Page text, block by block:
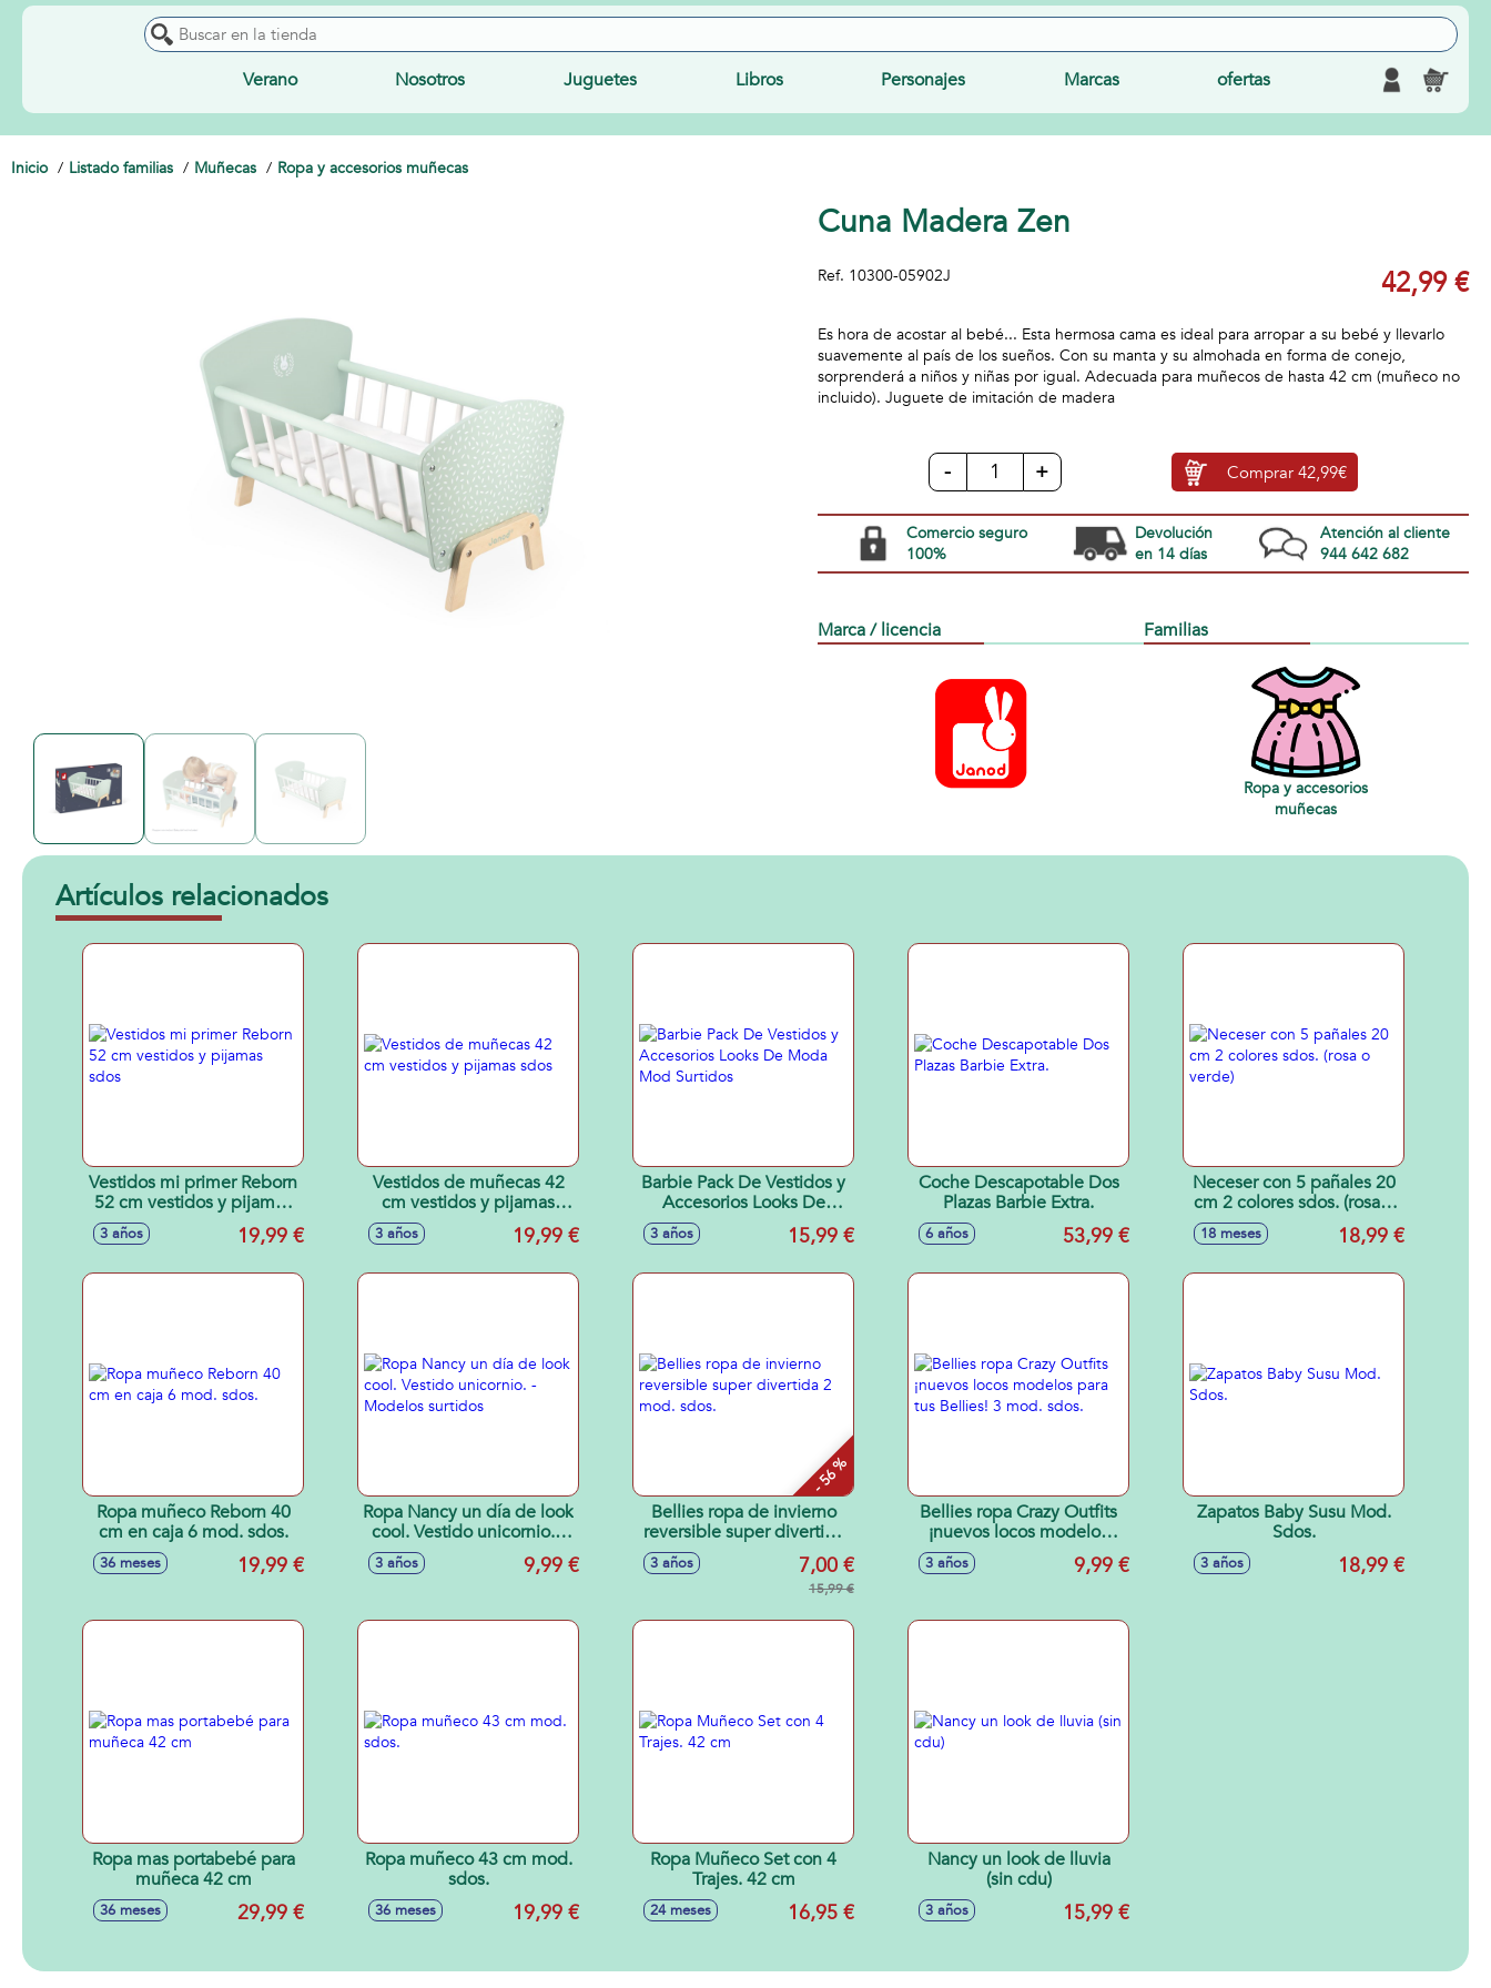
Verano Nosotros Juguetes Libros Personajes Marcas ofertas
Inicio Listado familias Muñecas Ropa y accesorios muñecas
Cuna Madera Zen
Ref. 10300-05902J 42,99 €
Es hora de acostar al bebé... Esta hermosa cama es ideal para arropar a su bebé y llevarlo
suavemente al país de los sueños. Con su manta y su almohada en forma de conejo,
sorprenderá a niños y niñas por igual. Adecuada para muñecos de hasta 42 cm (muñeco no
incluido). Juguete de imitación de madera
- + Comprar42,99€
Comercio seguro
100%
Devolución
en 14 días
Atención al cliente
944 642 682
Marca / licencia Familias
Ropa y accesorios
muñecas
Artículos relacionados
Vestidos mi primer Reborn
52 cm vestidos y pijamas
3 años 19,99 €
Vestidos de muñecas 42
cm vestidos y pijamas
3 años 19,99 €
Barbie Pack De Vestidos y
Accesorios Looks De
Moda Mod Surtidos
3 años 15,99 €
Coche Descapotable Dos
Plazas Barbie Extra.
6 años 53,99 €
Neceser con 5 pañales 20
cm 2 colores sdos. (rosa o
18 meses 18,99 €
Ropa muñeco Reborn 40
cm en caja 6 mod. sdos.
36 meses 19,99 €
Ropa Nancy un día de look
cool. Vestido unicornio. -
Modelos surtidos
3 años 9,99 €
- 56 %
Bellies ropa de invierno
reversible super divertida
2 mod. sdos.
3 años 7,00 €
15,99 €
Bellies ropa Crazy Outfits
¡nuevos locos modelos
para tus Bellies! 3 mod.
3 años 9,99 €
Zapatos Baby Susu Mod.
Sdos.
3 años 18,99 €
Ropa mas portabebé para
muñeca 42 cm
36 meses 29,99 €
Ropa muñeco 43 cm mod.
sdos.
36 meses 19,99 €
Ropa Muñeco Set con 4
Trajes. 42 cm
24 meses 16,95 €
Nancy un look de lluvia
(sin cdu)
3 años 15,99 €